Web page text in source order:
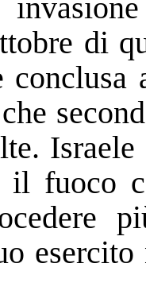
di
Israele
il fuoco